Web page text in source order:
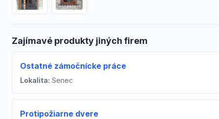
Zajímavé produkty jiných firem
Ostatné zámočnícke práce
Lokalita: Senec
Protipožiarne dvere